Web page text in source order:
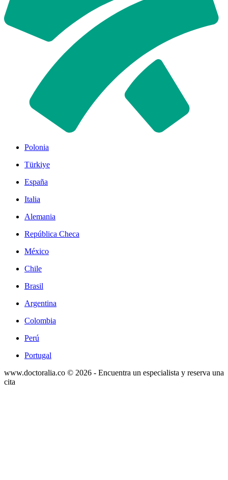
Polonia
Türkiye
España
Italia
Alemania
República Checa
México
Chile
Brasil
Argentina
Colombia
Perú
Portugal
www.doctoralia.co © 2026 - Encuentra un especialista y reserva una
cita